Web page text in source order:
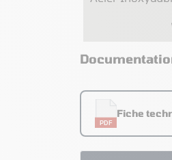
PDF
Fiche